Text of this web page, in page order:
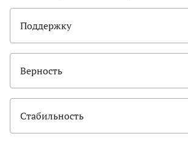
Поддержку
Верность
Стабильность